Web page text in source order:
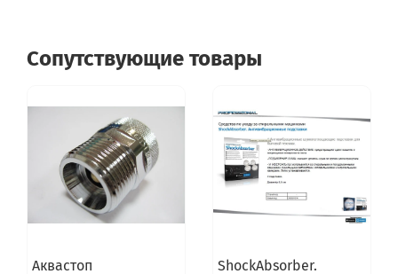
Сопутствующие товары
Аквастоп
ShockAbsorber.